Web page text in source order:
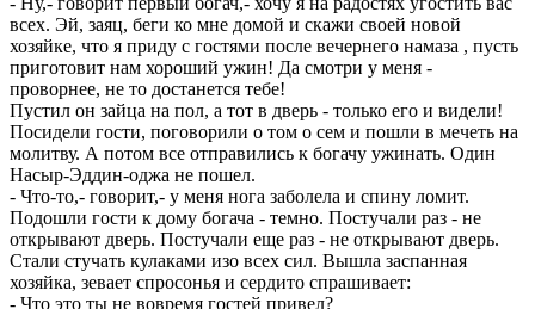
всех. Эй, заяц, беги ко мне домой и скажи своей новой
хозяйке, что я приду с гостями после вечернего намаза , пусть
приготовит нам хороший ужин! Да смотри у меня -
проворнее, не то достанется тебе!
Пустил он зайца на пол, а тот в дверь - только его и видели!
Посидели гости, поговорили о том о сем и пошли в мечеть на
молитву. А потом все отправились к богачу ужинать. Один
Насыр-Эддин-оджа не пошел.
- Что-то,- говорит,- у меня нога заболела и спину ломит.
Подошли гости к дому богача - темно. Постучали раз - не
открывают дверь. Постучали еще раз - не открывают дверь.
Стали стучать кулаками изо всех сил. Вышла заспанная
хозяйка, зевает спросонья и сердито спрашивает:
- Что это ты не вовремя гостей привел?